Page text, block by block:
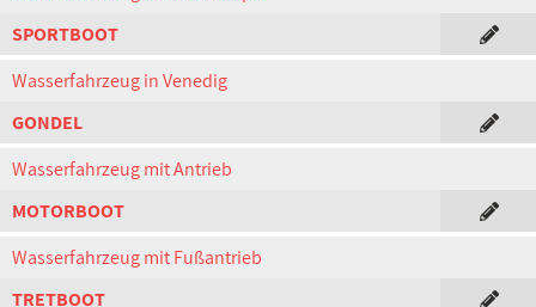
SPORTBOOT
Wasserfahrzeug in Venedig
GONDEL
Wasserfahrzeug mit Antrieb
MOTORBOOT
Wasserfahrzeug mit Fußantrieb
TRETBOOT